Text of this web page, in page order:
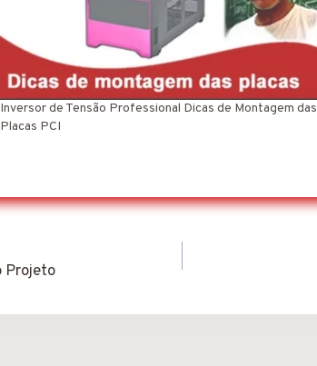
Inversor de Tensão Professional Dicas de Montagem das
Placas PCI
Projeto